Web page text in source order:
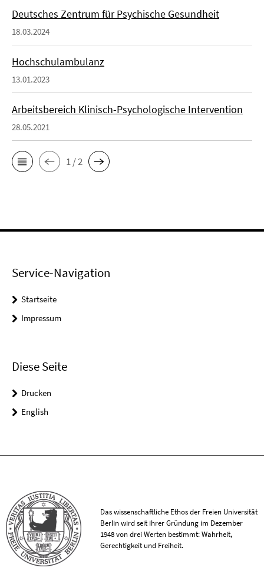
Deutsches Zentrum für Psychische Gesundheit
18.03.2024
Hochschulambulanz
13.01.2023
Arbeitsbereich Klinisch-Psychologische Intervention
28.05.2021
1 / 2
Service-Navigation
Startseite
Impressum
Diese Seite
Drucken
English
Das wissenschaftliche Ethos der Freien Universität
Berlin wird seit ihrer Gründung im Dezember
1948 von drei Werten bestimmt: Wahrheit,
Gerechtigkeit und Freiheit.